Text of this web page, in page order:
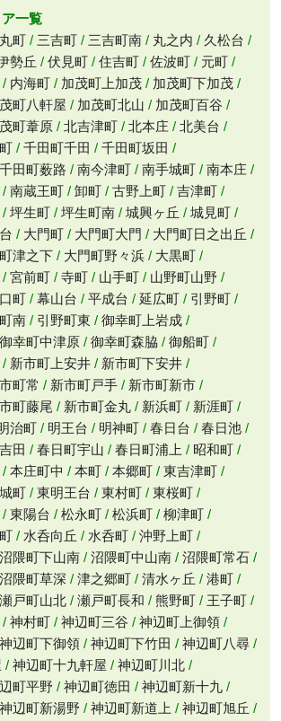
一覧
町 三吉町 三吉町南 丸之内
久松台
勢丘 伏見町 住吉町 佐波町
元町
内海町 加茂町上加茂
加茂町下加茂
町八軒屋 加茂町北山
加茂町百谷
町葦原 北吉津町 北本庄
北美台
千田町千田
千田町坂田
千田町薮路 南今津町 南手城町
南本庄
南蔵王町 卸町 古野上町
吉津町
坪生町 坪生町南 城興ヶ丘
城見町
大門町 大門町大門
大門町日之出丘
津之下 大門町野々浜
大黒町
宮前町 寺町 山手町
山野町山野
町 幕山台 平成台 延広町
引野町
南 引野町東
御幸町上岩成
御幸町中津原 御幸町森脇
御船町
新市町上安井
新市町下安井
町常 新市町戸手
新市町新市
町藤尾 新市町金丸 新浜町
新涯町
治町 明王台 明神町 春日台
春日池
田 春日町宇山 春日町浦上
昭和町
本庄町中 本町 本郷町
東吉津町
町 東明王台 東村町
東桜町
東陽台 松永町 松浜町
柳津町
水呑向丘 水呑町
沖野上町
沼隈町下山南 沼隈町中山南
沼隈町常石
沼隈町草深 津之郷町 清水ヶ丘
港町
瀬戸町山北 瀬戸町長和 熊野町
王子町
神村町 神辺町三谷
神辺町上御領
神辺町下御領 神辺町下竹田
神辺町八尋
神辺町十九軒屋
神辺町川北
町平野 神辺町徳田
神辺町新十九
神辺町新湯野 神辺町新道上
神辺町旭丘